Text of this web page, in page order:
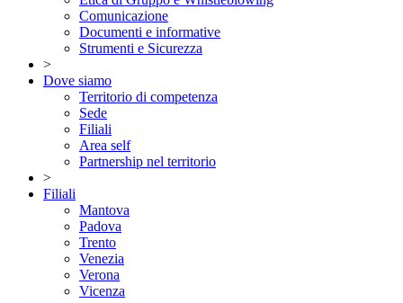
Comunicazione
Documenti e informative
Strumenti e Sicurezza
>
Dove siamo
Territorio di competenza
Sede
Filiali
Area self
Partnership nel territorio
>
Filiali
Mantova
Padova
Trento
Venezia
Verona
Vicenza